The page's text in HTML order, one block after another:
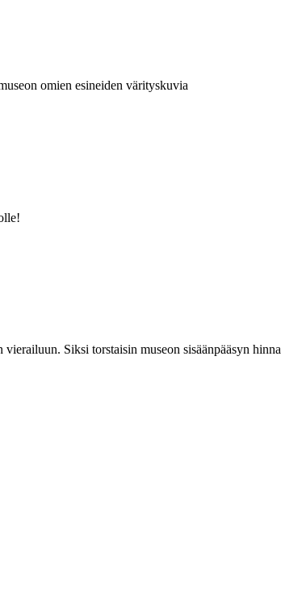
omien esineiden värityskuvia
Siksi torstaisin museon sisäänpääsyn